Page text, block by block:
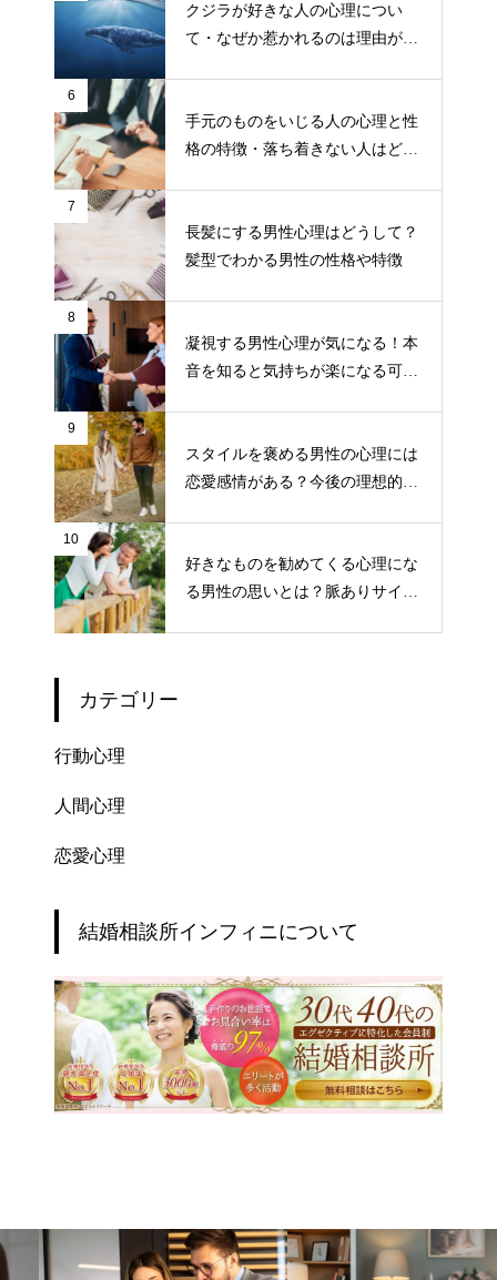
クジラが好きな人の心理につい
て・なぜか惹かれるのは理由があ
6
手元のものをいじる人の心理と性
格の特徴・落ち着きない人はどう
7
長髪にする男性心理はどうして？
髪型でわかる男性の性格や特徴
8
凝視する男性心理が気になる！本
音を知ると気持ちが楽になる可能
9
スタイルを褒める男性の心理には
恋愛感情がある？今後の理想的な
10
好きなものを勧めてくる心理にな
る男性の思いとは？脈ありサイン
カテゴリー
行動心理
人間心理
恋愛心理
結婚相談所インフィニについて